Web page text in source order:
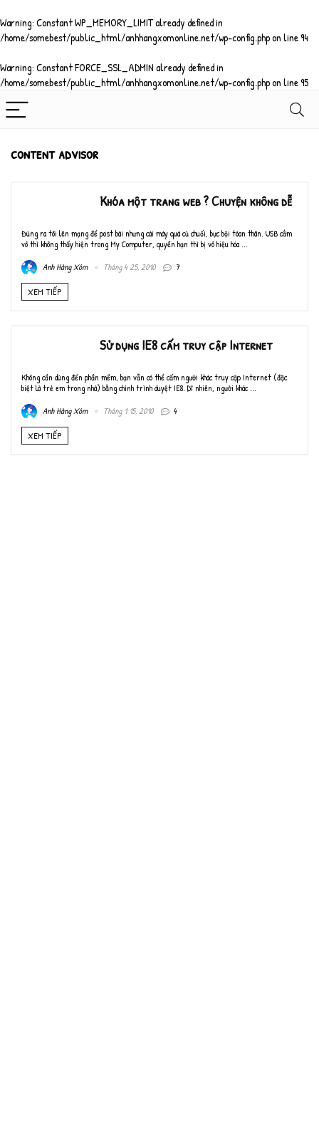
Warning: Constant WP_MEMORY_LIMIT already defined in
/home/somebest/public_html/anhhangxomonline.net/wp-config.phpon line94
Warning: Constant FORCE_SSL_ADMIN already defined in
/home/somebest/public_html/anhhangxomonline.net/wp-config.phpon line95
content advisor
Khóa một trang web ? Chuyện không dễ
Đúng ra tôi lên mạng để post bài nhưng cái máy quá củ chuối, bực bội tòan thân. USB cắm
vô thì không thấy hiện trong My Computer, quyền hạn thì bị vô hiệu hóa ...
Anh Hàng Xóm
Tháng 4 25, 2010 7
XEM TIẾP
Sử dụng IE8 cấm truy cập Internet
Không cần dùng đến phần mềm, bạn vẫn có thể cấm người khác truy cập Internet (đặc
biệt là trẻ em trong nhà) bằng chính trình duyệt IE8. Dĩ nhiên, người khác ...
Anh Hàng Xóm
Tháng 1 15, 2010 4
XEM TIẾP